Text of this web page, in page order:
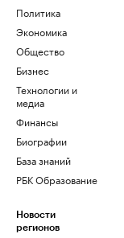
Политика
Экономика
Общество
Бизнес
Технологии и
медиа
Финансы
Биографии
База знаний
РБК Образование
Новости
регионов